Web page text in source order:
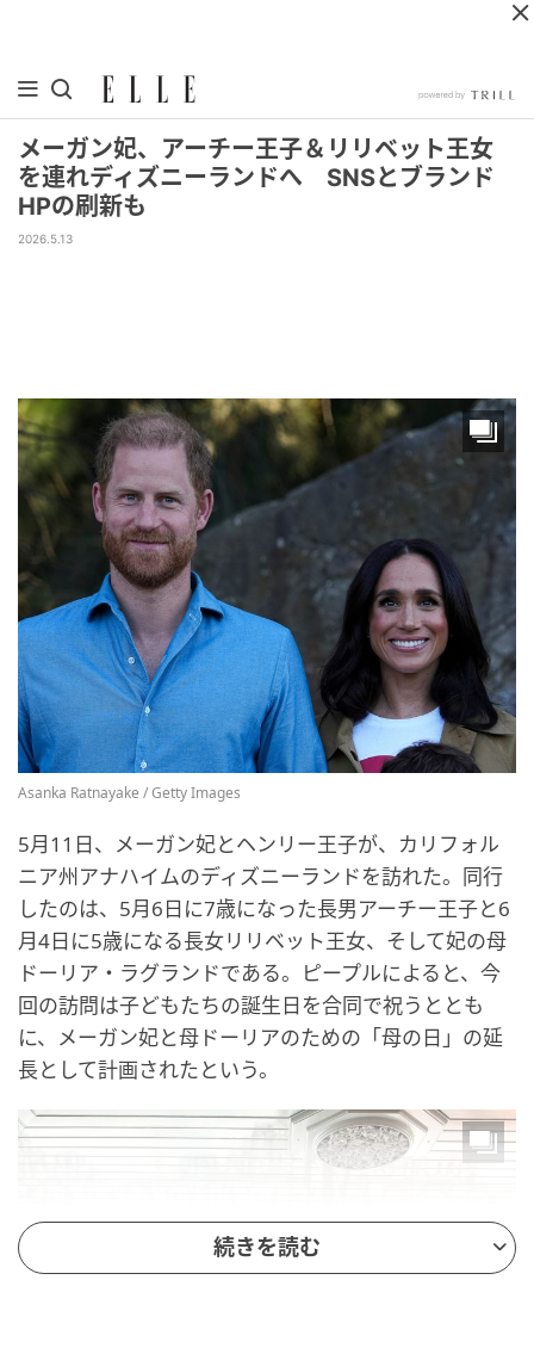
メーガン妃、アーチー王子＆リリベット王女
を連れディズニーランドへ SNSとブランド
HPの刷新も
2026.5.13
Asanka Ratnayake / Getty Images
5月11日、メーガン妃とヘンリー王子が、カリフォル
ニア州アナハイムのディズニーランドを訪れた。同行
したのは、5月6日に7歳になった長男アーチー王子と6
月4日に5歳になる長女リリベット王女、そして妃の母
ドーリア・ラグランドである。ピープルによると、今
回の訪問は子どもたちの誕生日を合同で祝うととも
に、メーガン妃と母ドーリアのための「母の日」の延
長として計画されたという。
続きを読む